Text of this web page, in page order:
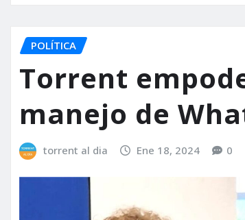
POLÍTICA
Torrent
manejo de
torrent al dia Ene 18, 2024 0